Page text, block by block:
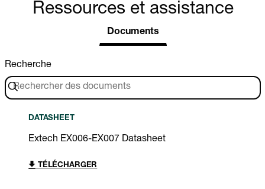
Ressources et assistance
Documents
Recherche
DATASHEET
Extech EX006-EX007 Datasheet
TÉLÉCHARGER